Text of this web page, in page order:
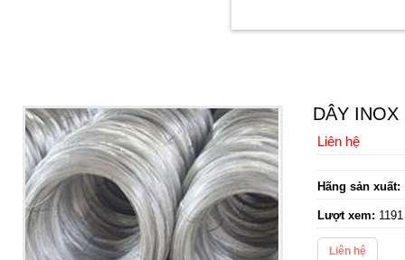
DÂY
Liên hệ
Hãng sản xuất:
Lượt xem: 1191
Liên hệ